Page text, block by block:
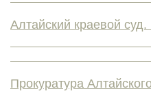
Алтайский краевой суд.
Прокуратура